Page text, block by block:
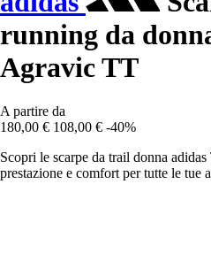
running da
Agravic TT
A partire da
180,00 € 108,00 € -40%
Scopri le scarpe da trail donna
prestazione e comfort per tutte le tue